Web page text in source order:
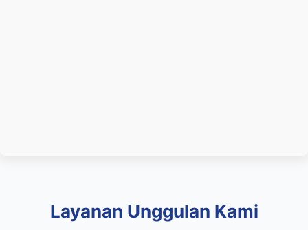
Layanan Unggulan Kami